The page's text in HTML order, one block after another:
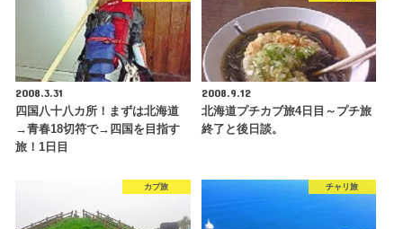
2008.3.31
四国八十八カ所！まずは北海道
→青春18切符で→四国を目指す
旅！1日目
2008.9.12
北海道プチカブ旅4日目～プチ旅
終了と後日談。
カブ旅 チャリ旅